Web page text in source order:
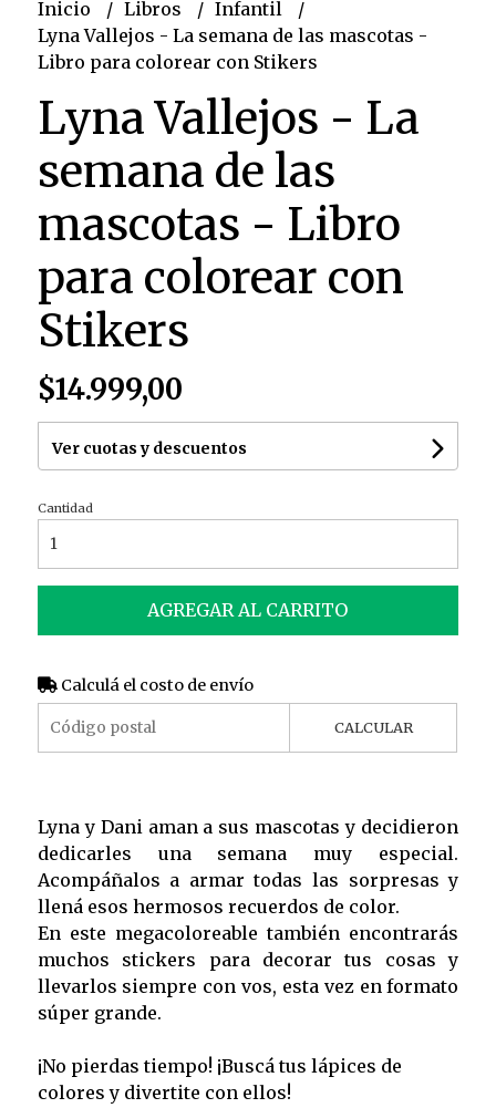
Inicio Libros
Infantil
Lyna Vallejos - La semana de las mascotas -
Libro para colorear con Stikers
Lyna Vallejos - La
semana de las
mascotas - Libro
para colorear con
Stikers
$14.999,00
Ver cuotas y descuentos
Cantidad
AGREGAR AL CARRITO
Calculá el costo de envío
CALCULAR
Lyna y Dani aman a sus mascotas y decidieron
dedicarles una semana muy especial.
Acompáñalos a armar todas las sorpresas y
llená esos hermosos recuerdos de color.
En este megacoloreable también encontrarás
muchos stickers para decorar tus cosas y
llevarlos siempre con vos, esta vez en formato
súper grande.
¡No pierdas tiempo! ¡Buscá tus lápices de
colores y divertite con ellos!